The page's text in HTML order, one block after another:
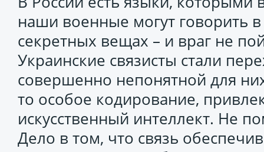
наши военные могут говорить
секретных вещах – и враг не
Украинские связисты стали
совершенно непонятной для
то особое кодирование,
искусственный интеллект. Не
Дело в том, что связь